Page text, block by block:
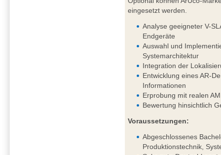
eingesetzt werden.
Analyse geeigneter V-
Endgeräte
Auswahl und
Systemarchitektur
Integration der
Entwicklung eines AR-
Informationen
Erprobung mit realen
Bewertung hinsichtlich
Voraussetzungen:
Abgeschlossenes
Produktionstechnik,